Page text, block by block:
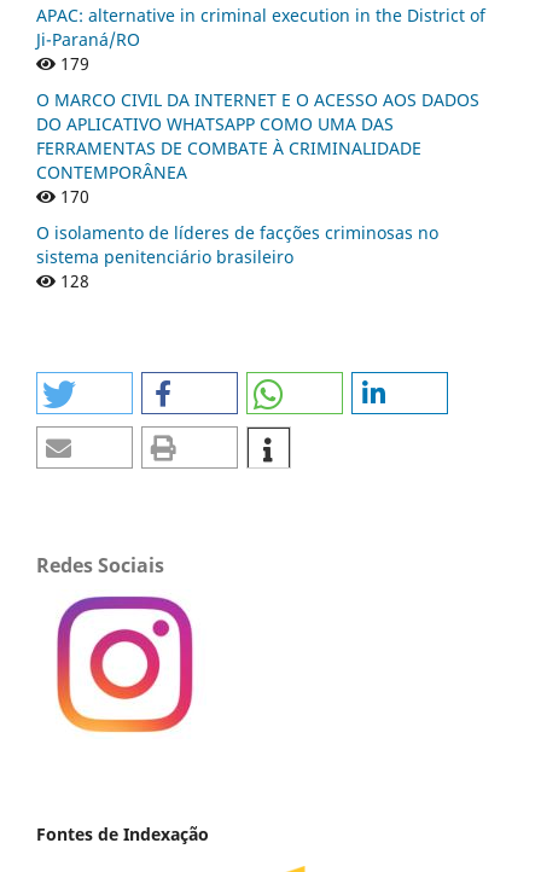
APAC: alternative in criminal execution in the District of
Ji-Paraná/RO
179
O MARCO CIVIL DA INTERNET E O ACESSO AOS DADOS
DO APLICATIVO WHATSAPP COMO UMA DAS
FERRAMENTAS DE COMBATE À CRIMINALIDADE
CONTEMPORÂNEA
170
O isolamento de líderes de facções criminosas no
sistema penitenciário brasileiro
128
Redes Sociais
Fontes de Indexação